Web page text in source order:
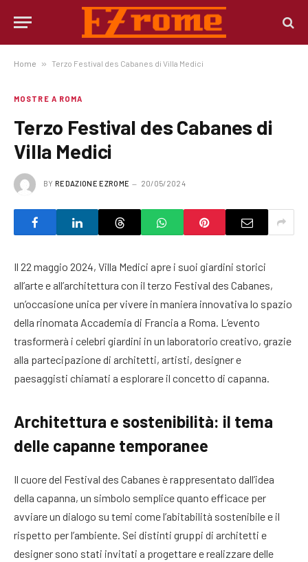
Home » Terzo Festival des Cabanes di Villa Medici
MOSTRE A ROMA
Terzo Festival des Cabanes di
Villa Medici
BY REDAZIONE EZROME 20/05/2024
Il 22 maggio 2024, Villa Medici apre i suoi giardini storici
all’arte e all’architettura con il terzo Festival des Cabanes,
un’occasione unica per vivere in maniera innovativa lo spazio
della rinomata Accademia di Francia a Roma. L’evento
trasformerà i celebri giardini in un laboratorio creativo, grazie
alla partecipazione di architetti, artisti, designer e
paesaggisti chiamati a esplorare il concetto di capanna.
Architettura e sostenibilità: il tema
delle capanne temporanee
Il cuore del Festival des Cabanes è rappresentato dall’idea
della capanna, un simbolo semplice quanto efficace per
avviare un dialogo su temi come l’abitabilità sostenibile e il
rispetto per l’ambiente. Sei distinti gruppi di architetti e
designer sono stati invitati a progettare e realizzare delle